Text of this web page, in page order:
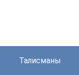
Талисманы